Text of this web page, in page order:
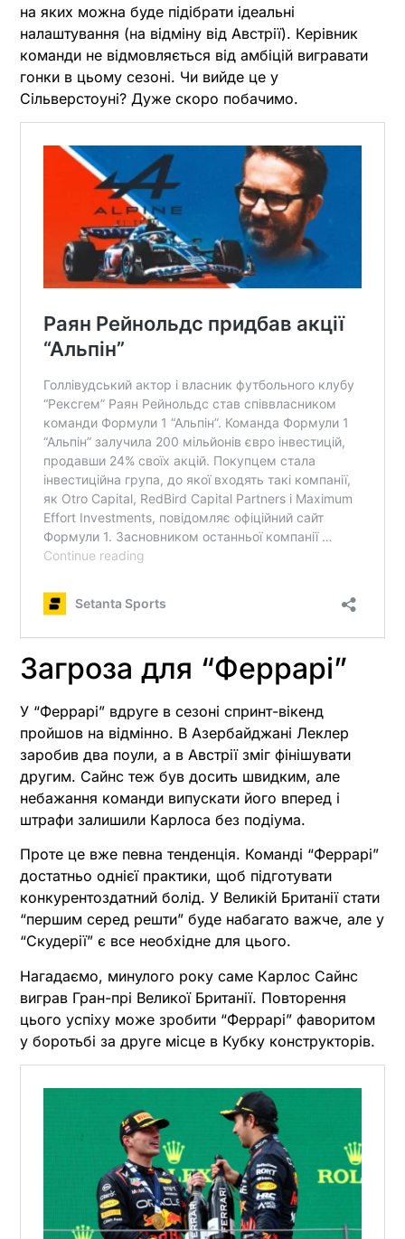
на яких можна буде підібрати ідеальні
налаштування (на відміну від Австрії). Керівник
команди не відмовляється від амбіцій вигравати
гонки в цьому сезоні. Чи вийде це у
Сільверстоуні? Дуже скоро побачимо.
Загроза для “Феррарі”
У “Феррарі” вдруге в сезоні спринт-вікенд
пройшов на відмінно. В Азербайджані Леклер
заробив два поули, а в Австрії зміг фінішувати
другим. Сайнс теж був досить швидким, але
небажання команди випускати його вперед і
штрафи залишили Карлоса без подіума.
Проте це вже певна тенденція. Команді “Феррарі”
достатньо однієї практики, щоб підготувати
конкурентоздатний болід. У Великій Британії стати
“першим серед решти” буде набагато важче, але у
“Скудерії” є все необхідне для цього.
Нагадаємо, минулого року саме Карлос Сайнс
виграв Гран-прі Великої Британії. Повторення
цього успіху може зробити “Феррарі” фаворитом
у боротьбі за друге місце в Кубку конструкторів.